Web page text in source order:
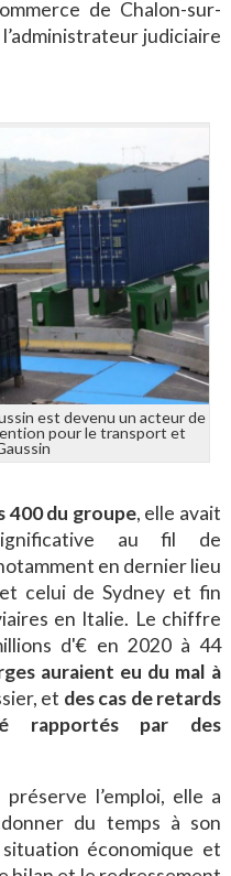
de Chalon-sur-
judiciaire
est devenu un acteur de
pour le transport et
400 du groupe, elle avait
au fil de
en dernier lieu
celui de Sydney et fin
en Italie. Le chiffre
d'€ en 2020 à 44
auraient eu du mal à
et des cas de retards
rapportés par des
l’emploi, elle a
du temps à son
économique et